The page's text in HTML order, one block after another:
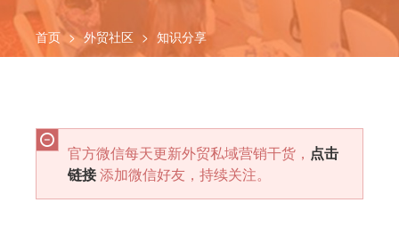
首页 > 外贸社区 > 知识分享
官方微信每天更新外贸私域营销干货， 点击
链接添加微信好友，持续关注。